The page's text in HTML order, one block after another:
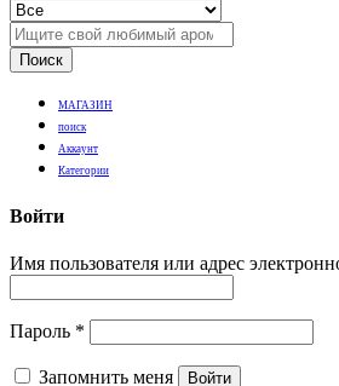
Поиск
МАГАЗИН
поиск
Аккаунт
Категории
Войти
Имя пользователя или адрес
Пароль *
Запомнить меня Войти